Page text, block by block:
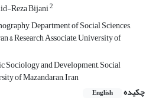
Reza Bijani2
Department of Social Sciences,
& Research Associate, University of
Sociology and Development, Social
of Mazandaran, Iran
چکیده
English